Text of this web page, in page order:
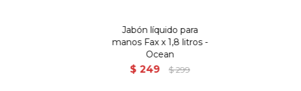
Jabón líquido para
manos Fax x 1,8 litros -
Ocean
$ 249 $ 299